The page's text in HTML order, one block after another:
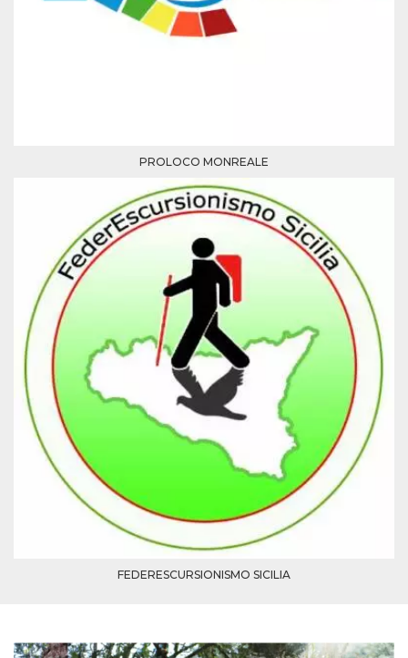
PROLOCO MONREALE
FEDERESCURSIONISMO SICILIA